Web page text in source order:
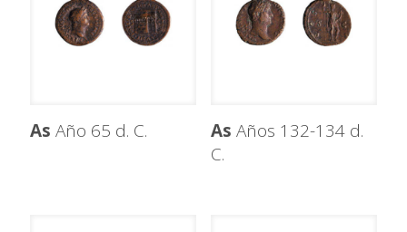
As Año 65 d. C. As Años 132-134 d.
C.